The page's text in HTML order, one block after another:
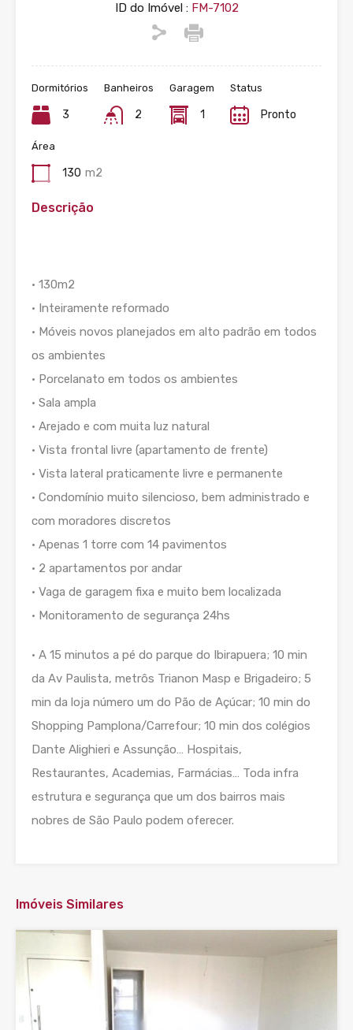
ID do Imóvel :FM-7102
Dormitórios
3
Banheiros
2
Garagem
1
Status
Pronto
Área
130 m2
Descrição
• 130m2
• Inteiramente reformado
• Móveis novos planejados em alto padrão em todos
os ambientes
• Porcelanato em todos os ambientes
• Sala ampla
• Arejado e com muita luz natural
• Vista frontal livre (apartamento de frente)
• Vista lateral praticamente livre e permanente
• Condomínio muito silencioso, bem administrado e
com moradores discretos
• Apenas 1 torre com 14 pavimentos
• 2 apartamentos por andar
• Vaga de garagem fixa e muito bem localizada
• Monitoramento de segurança 24hs
• A 15 minutos a pé do parque do Ibirapuera; 10 min
da Av Paulista, metrôs Trianon Masp e Brigadeiro; 5
min da loja número um do Pão de Açúcar; 10 min do
Shopping Pamplona/Carrefour; 10 min dos colégios
Dante Alighieri e Assunção… Hospitais,
Restaurantes, Academias, Farmácias… Toda infra
estrutura e segurança que um dos bairros mais
nobres de São Paulo podem oferecer.
Imóveis Similares